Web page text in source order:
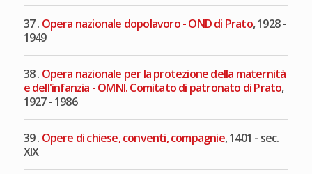
37 . Opera nazionale dopolavoro - OND di Prato, 1928 -
1949
38 . Opera nazionale per la protezione della maternità
e dell'infanzia - OMNI. Comitato di patronato di Prato,
1927 - 1986
39 . Opere di chiese, conventi, compagnie, 1401 - sec.
XIX